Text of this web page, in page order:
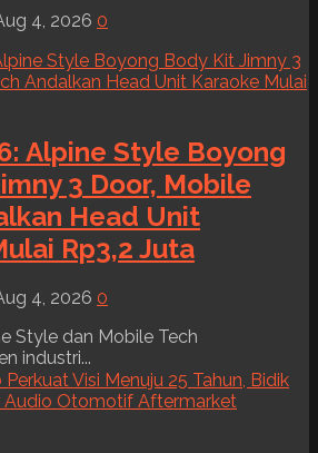
4, 2026 0
Alpine Style Boyong
3 Door, Mobile
Head Unit
Rp3,2 Juta
4, 2026 0
Style dan Mobile Tech
industri...